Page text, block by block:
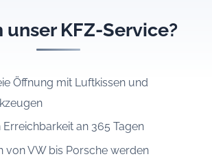
unser KFZ-Service?
Öffnung mit Luftkissen und
Erreichbarkeit an 365 Tagen
von VW bis Porsche werden